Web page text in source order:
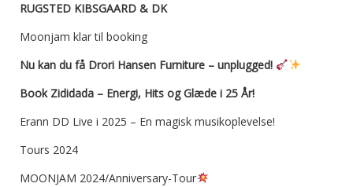
RUGSTED KIBSGAARD & DK
Moonjam klar til booking
Nu kan du få Drori Hansen Furniture – unplugged!
Book Zididada – Energi, Hits og Glæde i 25 År!
Erann DD Live i 2025 – En magisk musikoplevelse!
Tours 2024
MOONJAM 2024/Anniversary-Tour